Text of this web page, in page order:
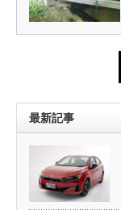
最新記事